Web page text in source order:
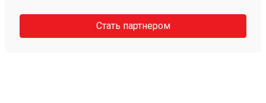
Стать партнером